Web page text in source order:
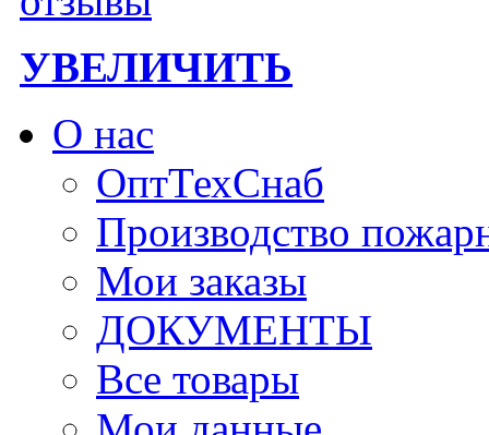
УВЕЛИЧИТЬ
О нас
ОптТехСнаб
Производство
Мои заказы
ДОКУМЕНТЫ
Все товары